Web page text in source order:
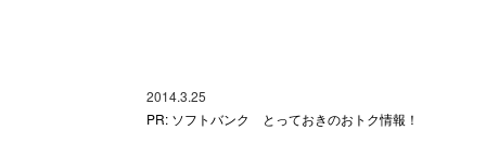
2014.3.25
PR: ソフトバンク とっておきのおトク情報！